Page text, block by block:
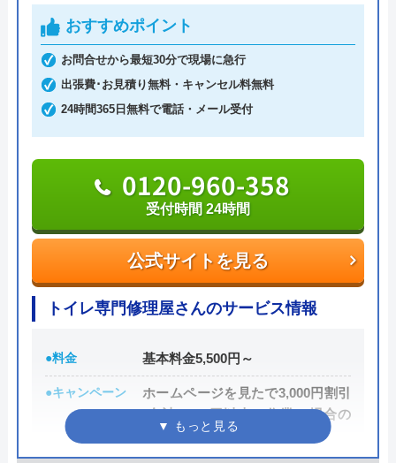
もりをする際にも利用したい業者です。
0120-002-513
受付時間 24時間
水110番の基本情報
シェアリングテクノロジー株式会社
代表者 森吉寛裕
所在地
〒450-6319
愛知県名古屋市中村区名駅1-1-1 JPタ
ワー名古屋19F
対応エリア 全国
おすすめポイント
お問合せから最短30分で現場に急行
出張費･お見積り無料・キャンセル料無料
24時間365日無料で電話・メール受付
公式サイトを見る
0120-960-358
受付時間 24時間
トイレ専門修理屋さんのサービス情報
●料金 基本料金5,500円～
●キャンペーン
ホームページを見たで3,000円割引
(合計8,000円以上の作業の場合の